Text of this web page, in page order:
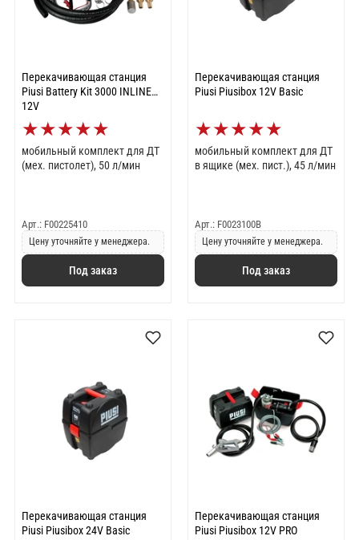
Перекачивающая станция
Piusi Battery Kit 3000 INLINE
12V
★★★★★
мобильный комплект для ДТ
(мех. пистолет), 50 л/мин
Арт.: F00225410
Цену уточняйте у менеджера.
Под заказ
Перекачивающая станция
Piusi Piusibox 12V Basic
★★★★★
мобильный комплект для ДТ
в ящике (мех. пист.), 45 л/мин
Арт.: F0023100B
Цену уточняйте у менеджера.
Под заказ
Перекачивающая станция
Piusi Piusibox 24V Basic
Перекачивающая станция
Piusi Piusibox 12V PRO